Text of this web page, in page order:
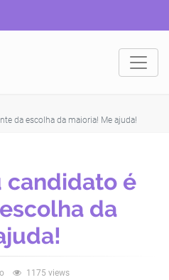
da escolha da maioria! Me ajuda!
candidato é
da
1175 views